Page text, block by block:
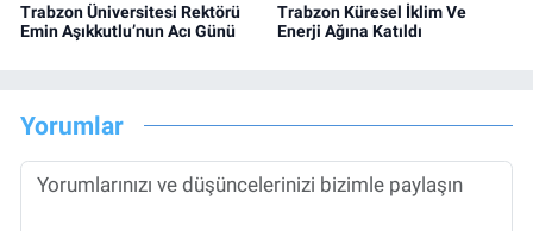
Trabzon Üniversitesi Rektörü
Emin Aşıkkutlu’nun Acı Günü
Trabzon Küresel İklim Ve
Enerji Ağına Katıldı
Yorumlar